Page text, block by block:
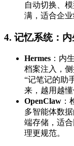
自动切换、
满，适合企
4. 记忆系统：
Hermes ：内
档案注入，
“记笔记的助
来，越用越懂
OpenClaw
多智能体数
端存储，适
理更规范。